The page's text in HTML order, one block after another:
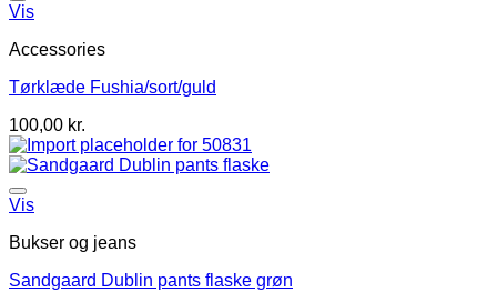
Vis
Accessories
Tørklæde Fushia/sort/guld
100,00 kr.
Vis
Bukser og jeans
Sandgaard Dublin pants flaske grøn